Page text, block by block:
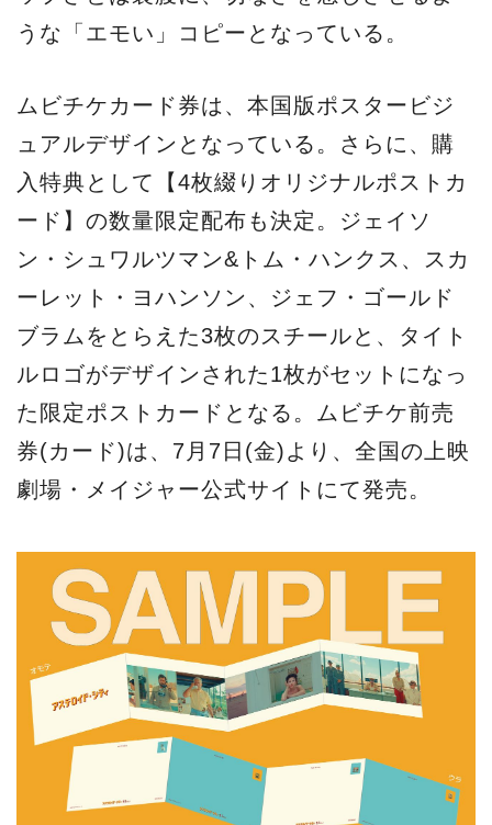
うな「エモい」コピーとなっている。
ムビチケカード券は、本国版ポスタービジ
ュアルデザインとなっている。さらに、購
入特典として【4枚綴りオリジナルポストカ
ード】の数量限定配布も決定。ジェイソ
ン・シュワルツマン&トム・ハンクス、スカ
ーレット・ヨハンソン、ジェフ・ゴールド
ブラムをとらえた3枚のスチールと、タイト
ルロゴがデザインされた1枚がセットになっ
た限定ポストカードとなる。ムビチケ前売
券(カード)は、7月7日(金)より、全国の上映
劇場・メイジャー公式サイトにて発売。